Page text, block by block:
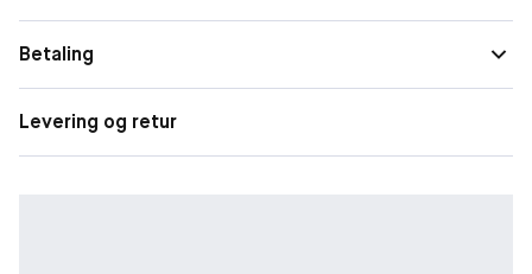
Betaling
Levering og retur